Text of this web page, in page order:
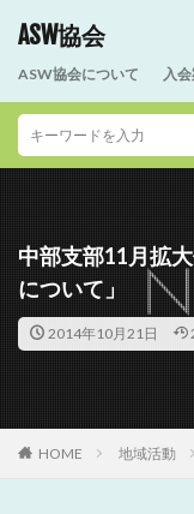
ASW協会
ASW協会について 入
中部支部11月拡
について」
2014年10月21日
HOME 地域活動